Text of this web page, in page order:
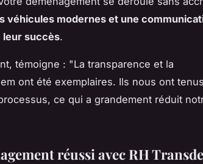
véhicules modernes et une
leur succès.
témoigne : "La transparence et la
ont été exemplaires. Ils nous ont tenus
ce qui a grandement réduit
réussi avec RH